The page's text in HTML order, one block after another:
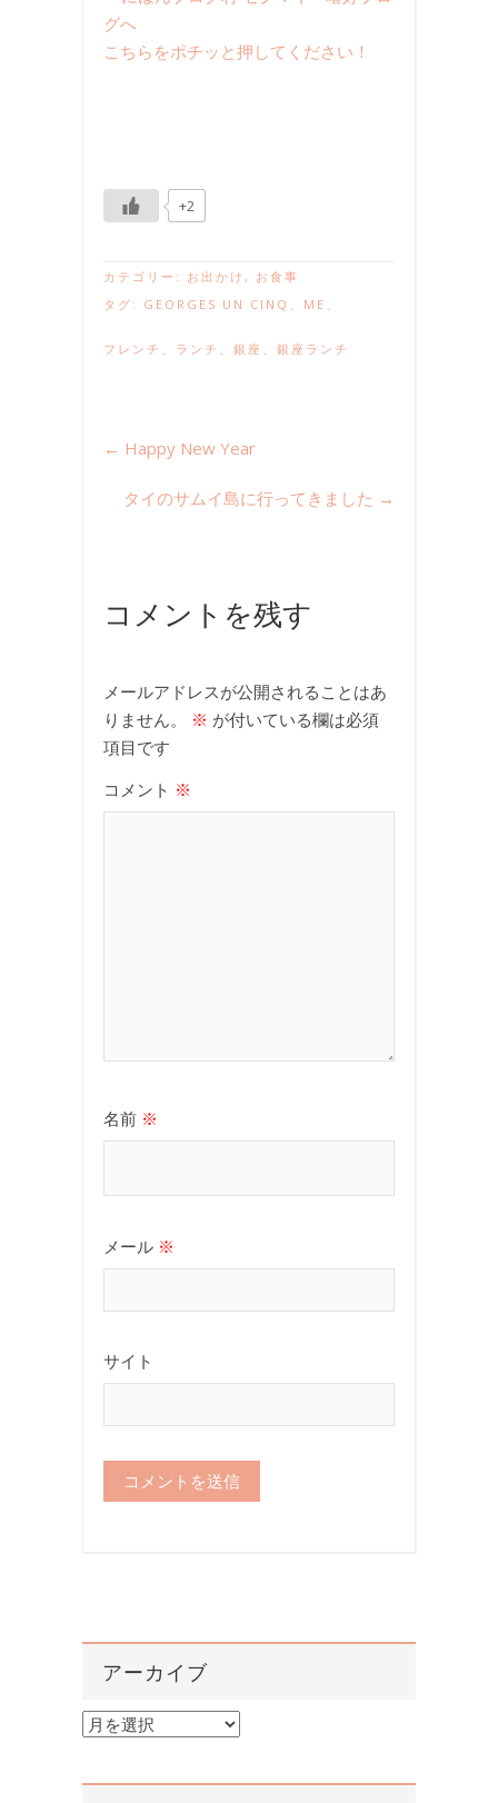
こちらをポチッと押してください！
+2
カテゴリー: お出かけ , お食事
タグ: GEORGES UN CINQ ME
フレンチ ランチ 銀座 銀座ランチ
← Happy New Year
タイのサムイ島に行ってきました →
コメントを残す
メールアドレスが公開されることはあ
りません。
※ が付いている欄は必須
項目です
コメント ※
名前 ※
メール ※
サイト
アーカイブ
ア
カ